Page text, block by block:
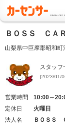
ＢＯＳＳ ＣＡ
山梨県中巨摩郡昭和町
スタッフ
(2023/01/
営業時間
10:00～
定休日
火曜日
法人名
ＢＯＳＳ